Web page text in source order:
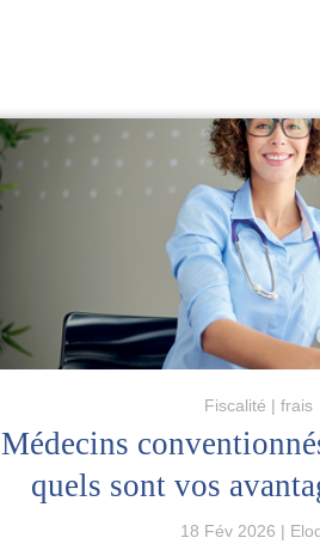
Fiscalité frais
Médecins
quels sont vos
18 Fév 2026